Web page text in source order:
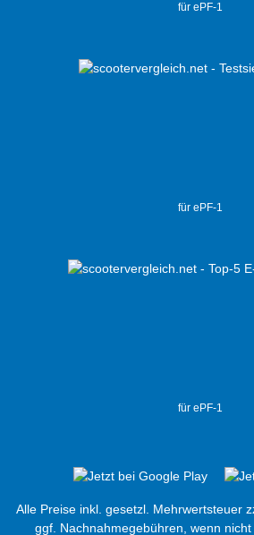
für ePF-1
für ePF-1
für ePF-1
Alle Preise inkl. gesetzl. Mehrwertsteuer
ggf. Nachnahmegebühren, wenn nicht